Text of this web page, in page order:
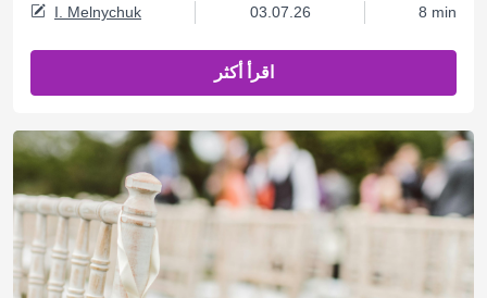
I. Melnychuk 03.07.26 8 min
اقرأ أكثر